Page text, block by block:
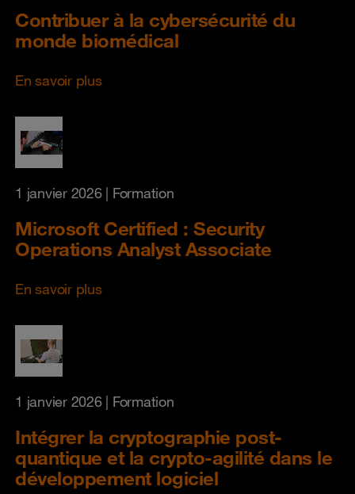
Contribuer à la cybersécurité du
monde biomédical
En savoir plus
1 janvier 2026| Formation
Microsoft Certified : Security
Operations Analyst Associate
En savoir plus
1 janvier 2026| Formation
Intégrer la cryptographie post-
quantique et la crypto-agilité dans le
développement logiciel